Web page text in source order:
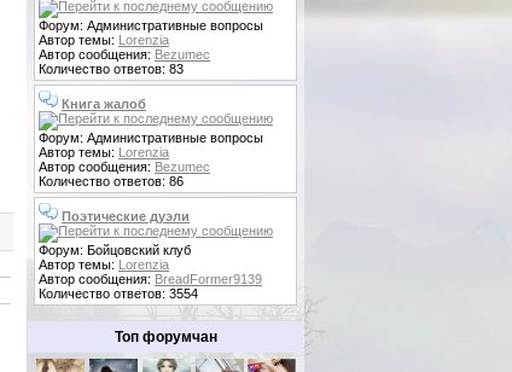
Форум: Административные вопросы
Автор темы: Lorenzia
Автор сообщения: Bezumec
Количество ответов: 83
Книга жалоб
Форум: Административные вопросы
Автор темы: Lorenzia
Автор сообщения: Bezumec
Количество ответов: 86
Поэтические дуэли
Форум: Бойцовский клуб
Автор темы: Lorenzia
Автор сообщения: BreadFormer9139
Количество ответов: 3554
Топ форумчан